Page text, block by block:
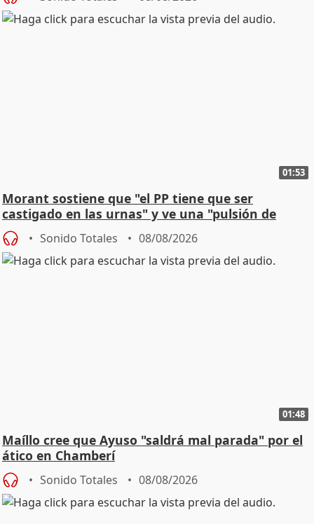
01:53
Morant sostiene que "el PP tiene que ser
castigado en las urnas" y ve una "pulsión de
cambio"
Sonido Totales 08/08/2026
01:48
Maíllo cree que Ayuso "saldrá mal parada" por el
ático en Chamberí
Sonido Totales 08/08/2026